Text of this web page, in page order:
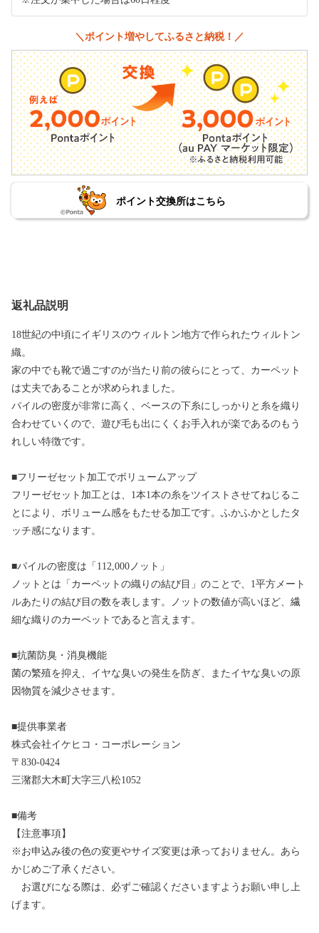
＼ポイント増やしてふるさと納税！／
ポイント交換所はこちら
返礼品説明
18世紀の中頃にイギリスのウィルトン地方で作られたウィルトン
織。
家の中でも靴で過ごすのが当たり前の彼らにとって、カーペット
は丈夫であることが求められました。
パイルの密度が非常に高く、ベースの下糸にしっかりと糸を織り
合わせていくので、遊び毛も出にくくお手入れが楽であるのもう
れしい特徴です。
■フリーゼセット加工でボリュームアップ
フリーゼセット加工とは、1本1本の糸をツイストさせてねじるこ
とにより、ボリューム感をもたせる加工です。ふかふかとしたタ
ッチ感になります。
■パイルの密度は「112,000ノット」
ノットとは「カーペットの織りの結び目」のことで、1平方メート
ルあたりの結び目の数を表します。ノットの数値が高いほど、繊
細な織りのカーペットであると言えます。
■抗菌防臭・消臭機能
菌の繁殖を抑え、イヤな臭いの発生を防ぎ、またイヤな臭いの原
因物質を減少させます。
■提供事業者
株式会社イケヒコ・コーポレーション
〒830-0424
三潴郡大木町大字三八松1052
■備考
【注意事項】
※お申込み後の色の変更やサイズ変更は承っておりません。あら
かじめご了承ください。
お選びになる際は、必ずご確認くださいますようお願い申し上
げます。